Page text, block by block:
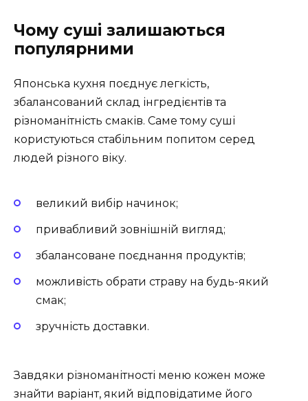
Чому суші залишаються
популярними
Японська кухня поєднує легкість,
збалансований склад інгредієнтів та
різноманітність смаків. Саме тому суші
користуються стабільним попитом серед
людей різного віку.
великий вибір начинок;
привабливий зовнішній вигляд;
збалансоване поєднання продуктів;
можливість обрати страву на будь-який
смак;
зручність доставки.
Завдяки різноманітності меню кожен може
знайти варіант, який відповідатиме його